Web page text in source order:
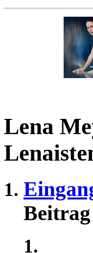
Lena
Beitrag